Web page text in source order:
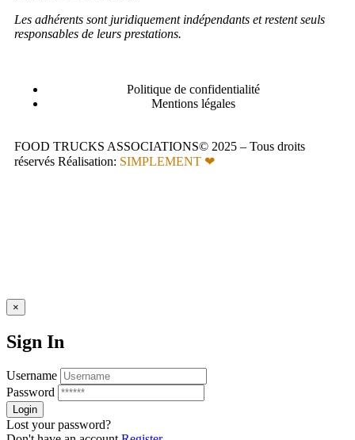
Les adhérents sont juridiquement indépendants et restent seuls
responsables de leurs prestations.
Politique de confidentialité
Mentions légales
FOOD TRUCKS ASSOCIATIONS© 2025 – Tous droits
réservés Réalisation: SIMPLEMENT ❤
×
Sign In
Username
Password
Lost your password?